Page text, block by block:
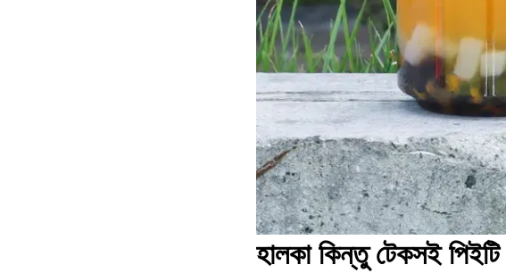
হালকা কিন্তু টেকসই